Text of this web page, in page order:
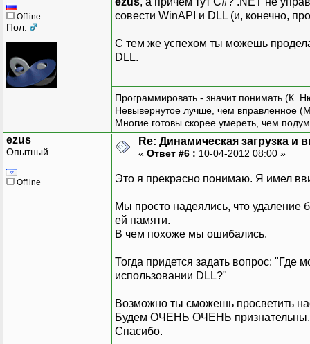
Offline
Пол:
совести WinAPI и DLL (и, конечно,
С тем же успехом ты можешь
DLL.
Программировать - значит понимать (К.
Невывернутое лучше, чем вправленное
Многие готовы скорее умереть, чем
ezus
Опытный
Offline
Re: Динамическая загрузка и
« Ответ #6 : 10-04-2012 08:00 »
Это я прекрасно понимаю. Я имел
Мы просто надеялись, что
ей памяти.
В чем похоже мы ошибались.
Тогда придется задать вопрос: "Где
использовании DLL?"
Возможно ты сможешь просветить
Будем ОЧЕНЬ ОЧЕНЬ признательны.
Спасибо.